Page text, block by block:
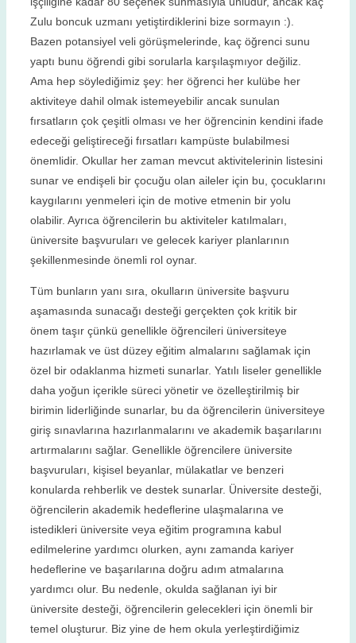
Zulu boncuk uzmanı yetiştirdiklerini bize sormayın :).
Bazen potansiyel veli görüşmelerinde, kaç öğrenci sunu
yaptı bunu öğrendi gibi sorularla karşılaşmıyor değiliz.
Ama hep söylediğimiz şey: her öğrenci her kulübe her
aktiviteye dahil olmak istemeyebilir ancak sunulan
fırsatların çok çeşitli olması ve her öğrencinin kendini ifade
edeceği geliştireceği fırsatları kampüste bulabilmesi
önemlidir. Okullar her zaman mevcut aktivitelerinin listesini
sunar ve endişeli bir çocuğu olan aileler için bu, çocuklarını
kaygılarını yenmeleri için de motive etmenin bir yolu
olabilir. Ayrıca öğrencilerin bu aktiviteler katılmaları,
üniversite başvuruları ve gelecek kariyer planlarının
şekillenmesinde önemli rol oynar.
Tüm bunların yanı sıra, okulların üniversite başvuru
aşamasında sunacağı desteği gerçekten çok kritik bir
önem taşır çünkü genellikle öğrencileri üniversiteye
hazırlamak ve üst düzey eğitim almalarını sağlamak için
özel bir odaklanma hizmeti sunarlar. Yatılı liseler genellikle
daha yoğun içerikle süreci yönetir ve özelleştirilmiş bir
birimin liderliğinde sunarlar, bu da öğrencilerin üniversiteye
giriş sınavlarına hazırlanmalarını ve akademik başarılarını
artırmalarını sağlar. Genellikle öğrencilere üniversite
başvuruları, kişisel beyanlar, mülakatlar ve benzeri
konularda rehberlik ve destek sunarlar. Üniversite desteği,
öğrencilerin akademik hedeflerine ulaşmalarına ve
istedikleri üniversite veya eğitim programına kabul
edilmelerine yardımcı olurken, aynı zamanda kariyer
hedeflerine ve başarılarına doğru adım atmalarına
yardımcı olur. Bu nedenle, okulda sağlanan iyi bir
üniversite desteği, öğrencilerin gelecekleri için önemli bir
temel oluşturur. Biz yine de hem okula yerleştirdiğimiz